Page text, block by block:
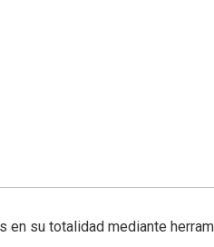
en su totalidad mediante